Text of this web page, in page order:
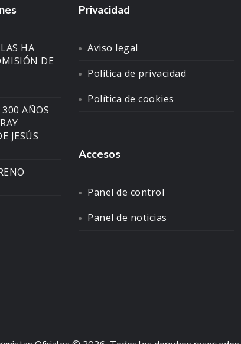
HA
DE
AÑOS
JESÚS
Privacidad
Aviso legal
Política de privacidad
Política de cookies
Accesos
Panel de control
Panel de noticias